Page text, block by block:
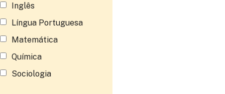
Inglês
Língua Portuguesa
Matemática
Química
Sociologia